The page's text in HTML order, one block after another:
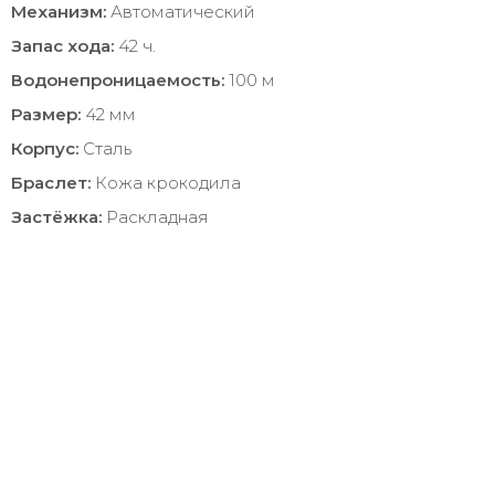
Механизм: Автоматический
Запас хода: 42 ч.
Водонепроницаемость: 100 м
Размер: 42 мм
Корпус: Сталь
Браслет: Кожа крокодила
Застёжка: Раскладная